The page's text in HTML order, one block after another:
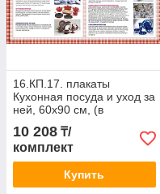
16.КП.17. плакаты
Кухонная посуда и уход за
ней, 60х90 см, (в
комплекте 4 шт)
10 208 ₸/
комплект
Купить